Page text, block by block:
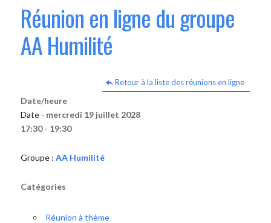
Réunion en ligne du groupe
AA Humilité
Retour à la liste des réunions en ligne
Date/heure
Date - mercredi 19 juillet 2028
17:30 - 19:30
Groupe : AA Humilité
Catégories
Réunion à thème